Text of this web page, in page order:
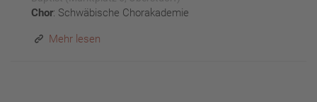
Chor: Schwäbische Chorakademie
Mehr lesen